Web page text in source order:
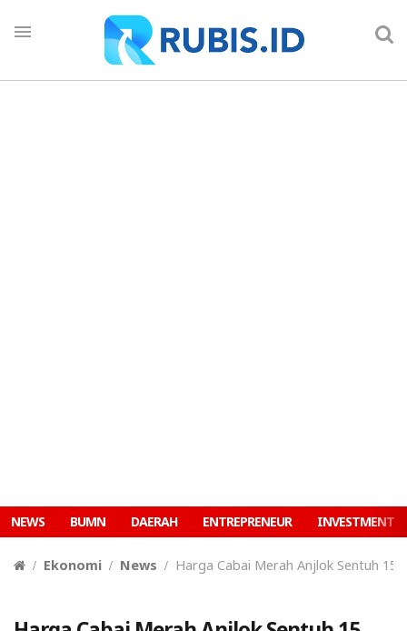
NEWS BUMN DAERAH ENTREPRENEUR INVESTMENT
Ekonomi News Harga Cabai Merah Anjlok Sentuh 15